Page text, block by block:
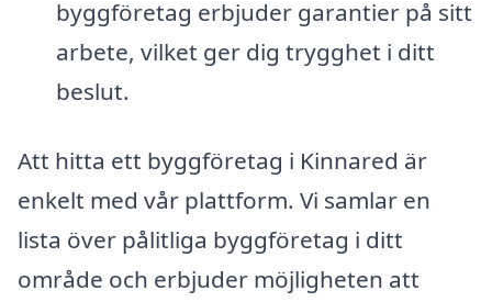
byggföretag erbjuder garantier på sitt
arbete, vilket ger dig trygghet i ditt
beslut.
Att hitta ett byggföretag i Kinnared är
enkelt med vår plattform. Vi samlar en
lista över pålitliga byggföretag i ditt
område och erbjuder möjligheten att